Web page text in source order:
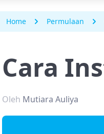
Home Permulaan
Cara
Oleh Mutiara Auliya